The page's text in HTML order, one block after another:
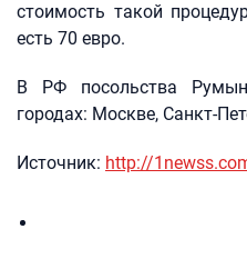
стоимость такой
есть 70 евро.
В РФ посольства
городах: Москве, Санкт-
Источник: http://